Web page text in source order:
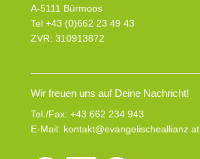
A-5111 Bürmoos
Tel +43 (0)662 23 49 43
ZVR: 310913872
Wir freuen uns auf Deine Nachricht!
Tel./Fax: +43 662 234 943
E-Mail: kontakt@evangelischeallianz.at